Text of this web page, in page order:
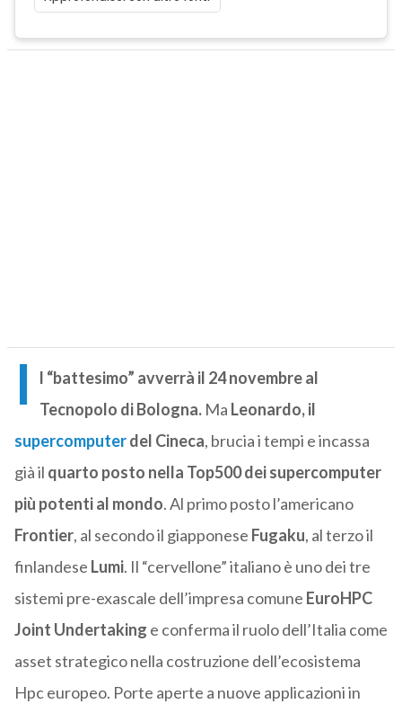
I
l “battesimo” avverrà il 24 novembre al
Tecnopolo di Bologna.Ma Leonardo, il
supercomputerdel Cineca, brucia i tempi e incassa
già il quarto posto nella Top500 dei supercomputer
più potenti al mondo. Al primo posto l’americano
Frontier, al secondo il giapponese Fugaku, al terzo il
finlandese Lumi. Il “cervellone” italiano è uno dei tre
sistemi pre-exascale dell’impresa comune EuroHPC
Joint Undertaking e conferma il ruolo dell’Italia come
asset strategico nella costruzione dell’ecosistema
Hpc europeo. Porte aperte a nuove applicazioni in